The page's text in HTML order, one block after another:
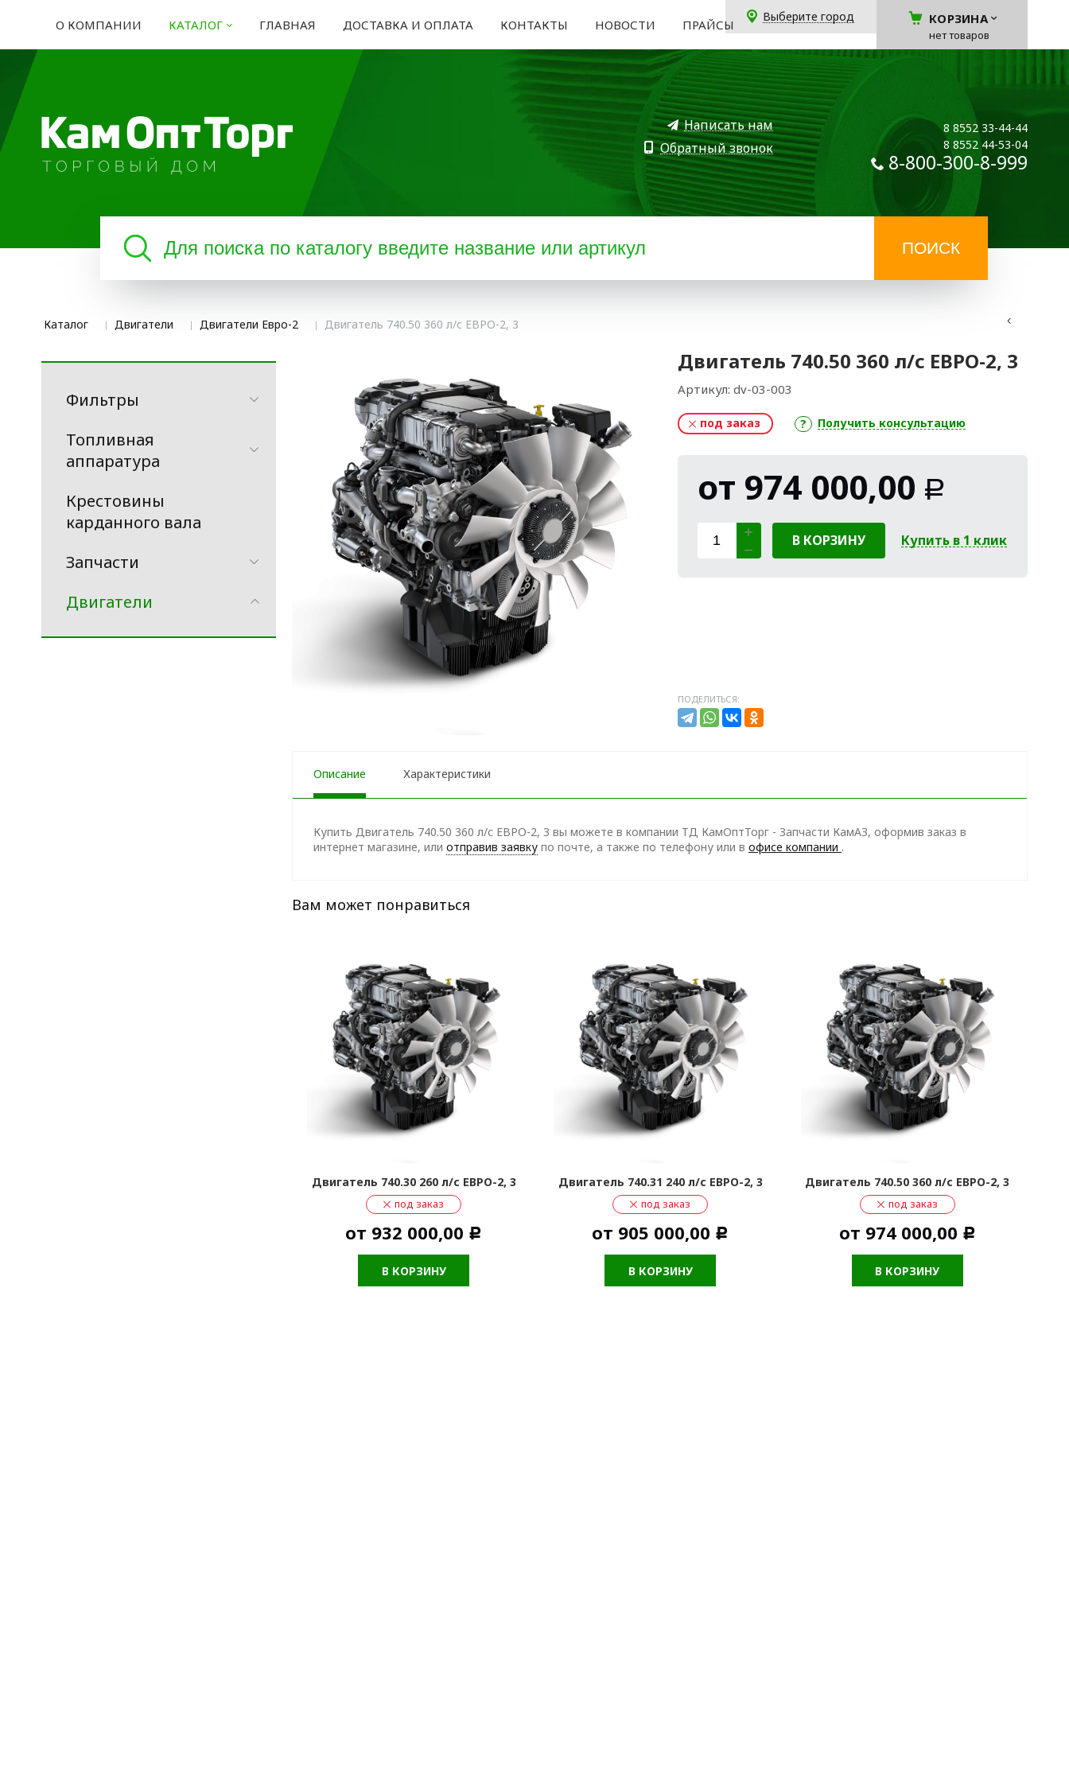
О КОМПАНИИ КАТАЛОГ ГЛАВНАЯ ДОСТАВКА И ОПЛАТА КОНТАКТЫ НОВОСТИ ПРАЙСЫ
Выберите город КОРЗИНА
нет товаров
Написать нам
Обратный звонок
8 8552 33-44-44
8 8552 44-53-04
8-800-300-8-999
Каталог Двигатели Двигатели Евро-2 Двигатель 740.50 360 л/с ЕВРО-2, 3
Фильтры
Топливная
аппаратура
Крестовины
карданного вала
Запчасти
Двигатели
Двигатель 740.50 360 л/с ЕВРО-2, 3
Артикул: dv-03-003
под заказ Получить консультацию
от 974 000,00 Р
В КОРЗИНУ Купить в 1 клик
ПОДЕЛИТЬСЯ:
Описание Характеристики
Купить Двигатель 740.50 360 л/с ЕВРО-2, 3 вы можете в компании ТД КамОптТорг - Запчасти КамАЗ, оформив заказ в
интернет магазине, или отправив заявку по почте, а также по телефону или в офисе компании .
Вам может понравиться
Двигатель 740.30 260 л/с ЕВРО-2, 3
под заказ
от 932 000,00 Р
В КОРЗИНУ
Двигатель 740.31 240 л/с ЕВРО-2, 3
под заказ
от 905 000,00 Р
В КОРЗИНУ
Двигатель 740.50 360 л/с ЕВРО-2, 3
под заказ
от 974 000,00 Р
В КОРЗИНУ